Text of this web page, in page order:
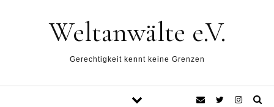
Weltanwälte e.V.
Gerechtigkeit kennt keine Grenzen